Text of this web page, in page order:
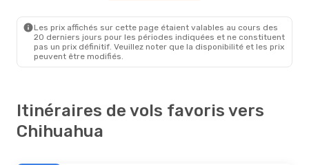
- Chihuahua
Les prix affichés sur cette page étaient valables au cours des
20 derniers jours pour les périodes indiquées et ne constituent
pas un prix définitif. Veuillez noter que la disponibilité et les prix
peuvent être modifiés.
Itinéraires de vols favoris vers
Chihuahua